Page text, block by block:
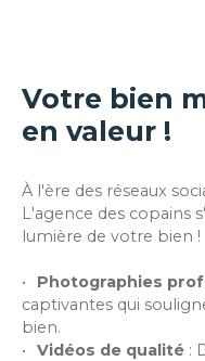
énergétiques avec
agréable,
entretenue, idéale
pas à nous
d’informations ou
Votre bien
en valeur !
À l'ère des réseaux
L'agence des copains
lumière de votre bien !
Photographies
captivantes qui
bien.
Vidéos de qualité :